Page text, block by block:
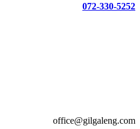
072-330-5252
office@gilgaleng.com